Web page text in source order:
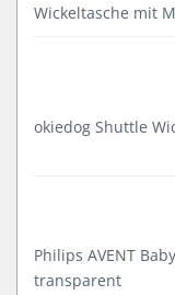
Wickeltasche mit
okiedog Shuttle
Philips AVENT
transparent